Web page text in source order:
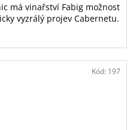
má vinařství Fabig možnost
vyzrálý projev Cabernetu.
Kód: 197